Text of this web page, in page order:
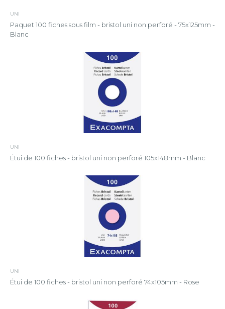
UNI
Paquet 100 fiches sous film - bristol uni non perforé - 75x125mm -
Blanc
UNI
Étui de 100 fiches - bristol uni non perforé 105x148mm - Blanc
UNI
Étui de 100 fiches - bristol uni non perforé 74x105mm - Rose